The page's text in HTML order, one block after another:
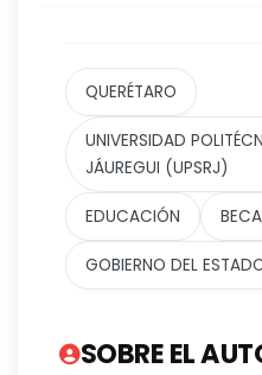
QUERÉTARO
UNIVERSIDAD
JÁUREGUI (UPSRJ)
EDUCACIÓN
GOBIERNO DEL
SOBRE EL